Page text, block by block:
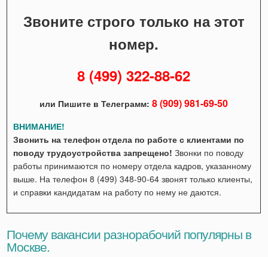
Звоните строго только на этот
номер.
8 (499) 322-88-62
или Пишите в Телеграмм: 8 (909) 981-69-50
ВНИМАНИЕ!
Звонить на телефон отдела по работе с клиентами по
поводу трудоустройства запрещено! Звонки по поводу
работы принимаются по номеру отдела кадров, указанному
выше. На телефон 8 (499) 348-90-64 звонят только клиенты,
и справки кандидатам на работу по нему не даются.
Почему вакансии разнорабочий популярны в
Москве.